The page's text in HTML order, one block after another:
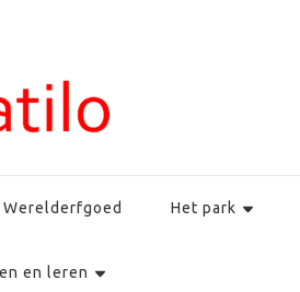
Werelderfgoed Het park
en leren